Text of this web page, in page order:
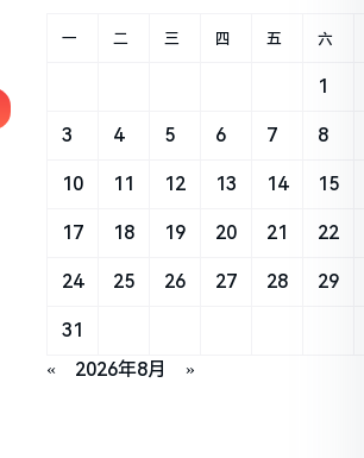
« 2026年8月 »
一 二 三 四 五 六
1
3 4 5 6 7 8
10 11 12 13 14 15
17 18 19 20 21 22
24 25 26 27 28 29
31